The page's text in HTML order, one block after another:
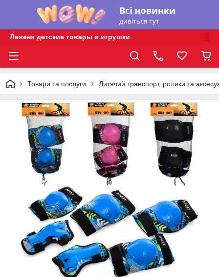
Левеня детские товары и игрушки
Товари та послуги Дитячий транспорт, ролики та